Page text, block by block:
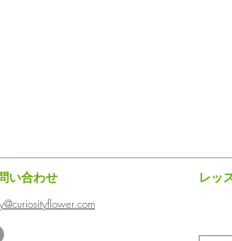
め、使用する花材はお任せとさせてい
い合わせ レッ